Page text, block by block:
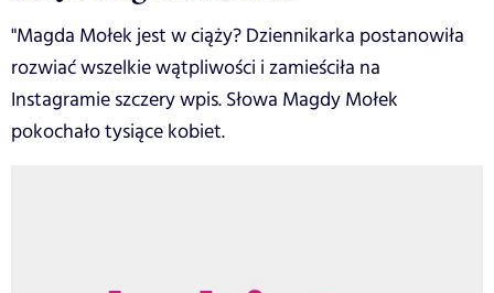
"Magda Mołek jest w ciąży? Dziennikarka postanowiła
rozwiać wszelkie wątpliwości i zamieściła na
Instagramie szczery wpis. Słowa Magdy Mołek
pokochało tysiące kobiet.